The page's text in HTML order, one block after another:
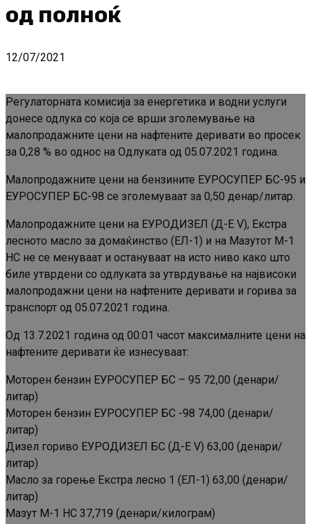
од полноќ
12/07/2021
Регулаторната комисија за енергетика и водни услуги
донесе одлука со која се врши зголемување на
малопродажните цени на нафтените деривати во просек
за 0,28 % во однос на Одлуката од 05.07.2021 година.
Малопродажните цени на бензините ЕУРОСУПЕР БС-95 и
ЕУРОСУПЕР БС-98 се зголемуваат за 0,50 денар/литар.
Малопродажните цени на ЕУРОДИЗЕЛ (Д-Е V), Екстра
лесното масло за домаќинство (ЕЛ-1) и на Мазутот М-1
НС не се менуваат и остануваат на исто ниво како што
биле утврдени со одлуката за утврдување на највисоки
малопродажни цени на нафтените деривати и горива за
транспорт од 05.07.2021 година.
Од 13.7.2021 година од 00:01 часот максималните цени на
нафтените деривати ќе изнесуваат:
Моторен бензин ЕУРОСУПЕР БС – 95 72,00 (денари/
литар)
Моторен бензин ЕУРОСУПЕР БС -98 74,00 (денари/
литар)
Дизел гориво ЕУРОДИЗЕЛ БС (Д-Е V) 63,00 (денари/
литар)
Масло за горење Екстра лесно 1 (ЕЛ-1) 63,00 (денари/
литар)
Мазут М-1 НС 37,719 (денари/килограм)